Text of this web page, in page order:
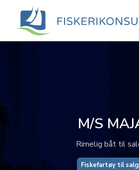
M/S
Rimelig båt til
Fiskefartøy til